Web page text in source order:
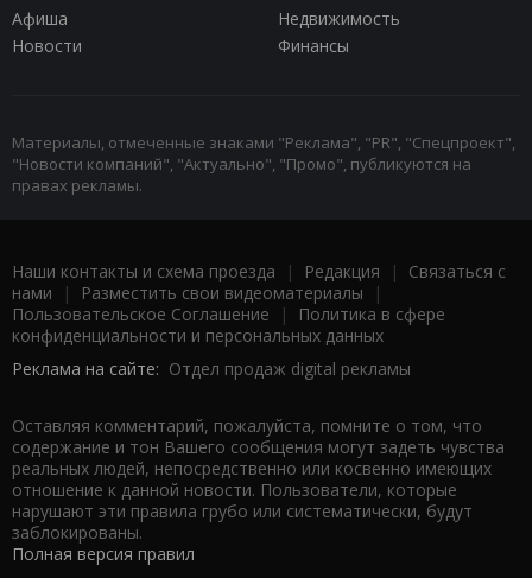
Афиша
Недвижимость
Новости
Финансы
Материалы, отмеченные знаками "Реклама", "PR", "Спецпроект",
"Новости компаний", "Актуально", "Промо", публикуются на
правах рекламы.
Наши контакты и схема проезда | Редакция | Связаться с
нами | Разместить свои видеоматериалы |
Пользовательское Соглашение |
Политика в сфере
конфиденциальности и персональных данных
Реклама на сайте: Отдел продаж digital рекламы
Оставляя комментарий, пожалуйста, помните о том, что
содержание и тон Вашего сообщения могут задеть чувства
реальных людей, непосредственно или косвенно имеющих
отношение к данной новости. Пользователи, которые
нарушают эти правила грубо или систематически, будут
заблокированы.
Полная версия правил